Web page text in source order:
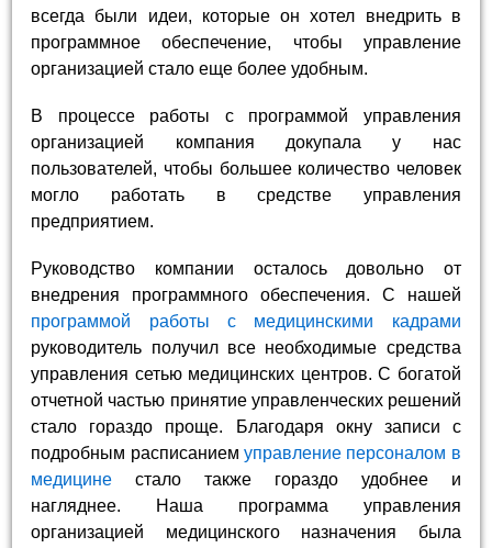
всегда были идеи, которые он хотел внедрить в
программное обеспечение, чтобы управление
организацией стало еще более удобным.
В процессе работы с программой управления
организацией компания докупала у нас
пользователей, чтобы большее количество человек
могло работать в средстве управления
предприятием.
Руководство компании осталось довольно от
внедрения программного обеспечения. С нашей
программой работы с медицинскими кадрами
руководитель получил все необходимые средства
управления сетью медицинских центров. С богатой
отчетной частью принятие управленческих решений
стало гораздо проще. Благодаря окну записи с
подробным расписанием управление персоналом в
медицине стало также гораздо удобнее и
нагляднее. Наша программа управления
организацией медицинского назначения была